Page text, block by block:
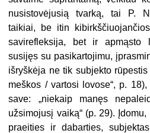
nusistovėjusią tvarką, tai P.
taikiai, be itin
savirefleksija, bet ir apmąsto
susijęs su pasikartojimu,
išryškėja ne tik subjekto
meškos / vartosi lovose“, p.
save: „niekaip manęs
užsimojusį vaiką“ (p. 29).
praeities ir dabarties,